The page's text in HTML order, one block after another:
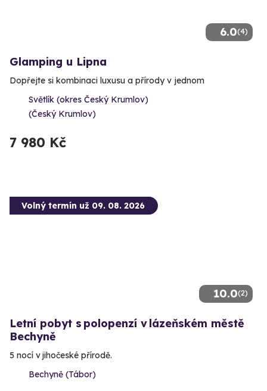
6.0(4)
Glamping u Lipna
Dopřejte si kombinaci luxusu a přírody v jednom
Světlík (okres Český Krumlov)
(Český Krumlov)
7 980 Kč
10.0(2)
Volný termín už 09. 08. 2026
Letní pobyt s polopenzí v lázeňském městě
Bechyně
5 nocí v jihočeské přírodě.
Bechyně (Tábor)